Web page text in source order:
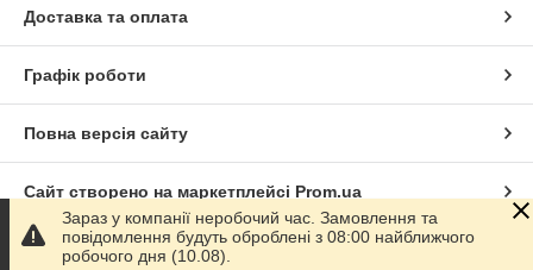
Доставка та оплата
Графік роботи
Повна версія сайту
Сайт створено на маркетплейсі Prom.ua
Політика конфіденційності
Зараз у компанії неробочий час. Замовлення та
повідомлення будуть оброблені з 08:00 найближчого
робочого дня (10.08).